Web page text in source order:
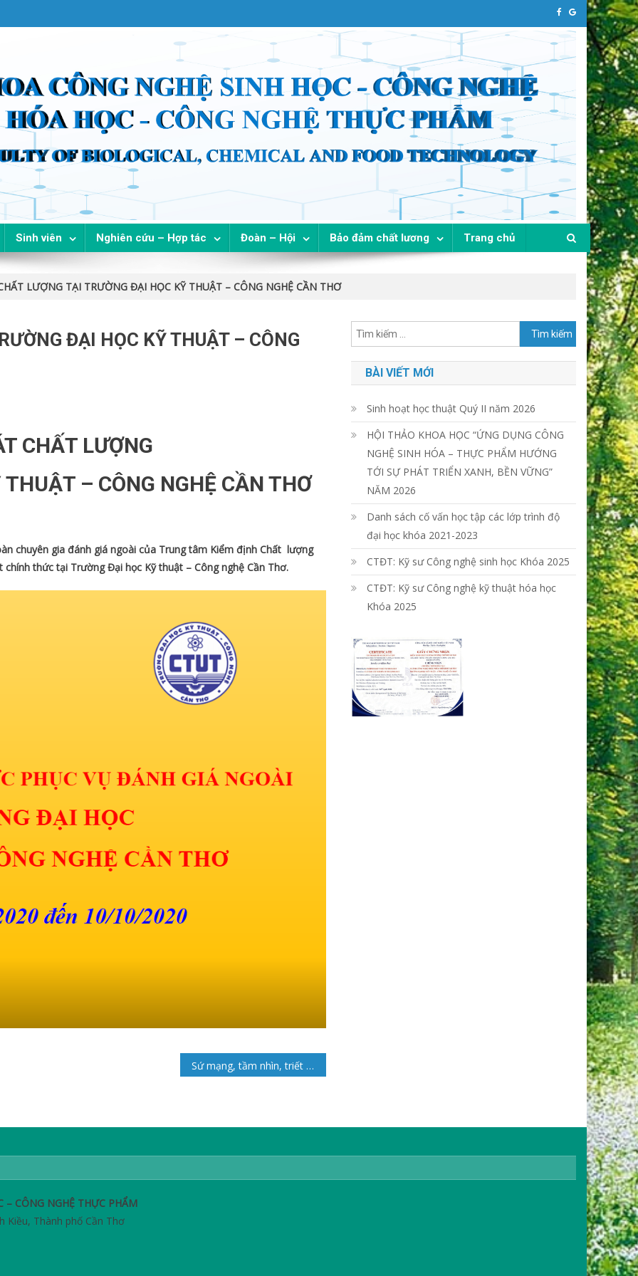
Sinh viên Nghiên cứu – Hợp tác Đoàn – Hội Bảo đảm chất lương Trang chủ
LƯỢNG TẠI TRƯỜNG ĐẠI HỌC KỸ THUẬT – CÔNG NGHỆ CẦN THƠ
ĐẠI HỌC KỸ THUẬT – CÔNG
CHẤT LƯỢNG
– CÔNG NGHỆ CẦN THƠ
gia đánh giá ngoài của Trung tâm Kiểm định Chất lượng
thức tại Trường Đại học Kỹ thuật – Công nghệ Cần Thơ.
Sứ mạng, tầm nhìn, triết lý giáo dục
Tìm
kiếm
cho:
BÀI VIẾT MỚI
Sinh hoạt học thuật Quý II năm 2026
HỘI THẢO KHOA HỌC “ỨNG DỤNG CÔNG
NGHỆ SINH HÓA – THỰC PHẨM HƯỚNG
TỚI SỰ PHÁT TRIỂN XANH, BỀN VỮNG”
NĂM 2026
Danh sách cố vấn học tập các lớp trình độ
đại học khóa 2021-2023
CTĐT: Kỹ sư Công nghệ sinh học Khóa 2025
CTĐT: Kỹ sư Công nghệ kỹ thuật hóa học
Khóa 2025
– CÔNG NGHỆ THỰC PHẨM
Kiều, Thành phố Cần Thơ